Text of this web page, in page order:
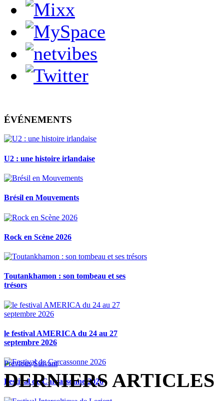
ÉVÉNEMENTS
U2 : une histoire irlandaise
Brésil en Mouvements
Rock en Scène 2026
Toutankhamon : son tombeau et ses
trésors
le festival AMERICA du 24 au 27
septembre 2026
Festival de Carcassonne 2026
Previous Suivant
DERNIERS ARTICLES